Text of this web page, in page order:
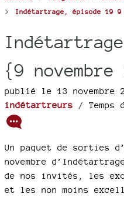
> Indétartrage, épisode 19 9
{9 novembre
publié le 13 novembre
indétartreurs / Temps
Un paquet de sorties
novembre
de nos invités, les
et les non moins